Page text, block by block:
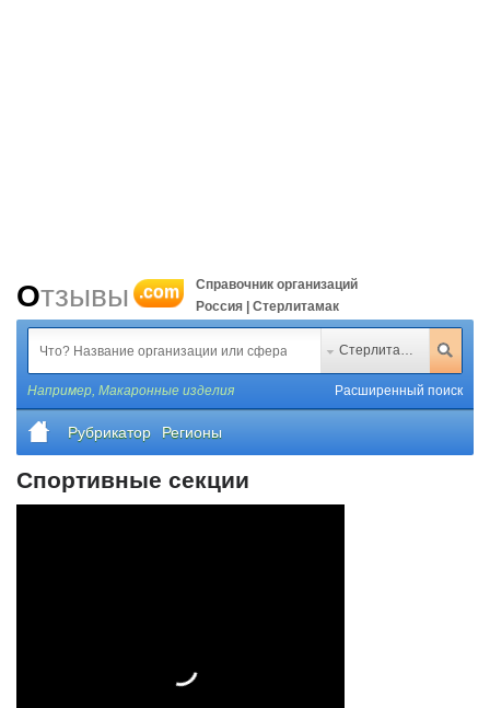
Отзывы .com
Справочник организаций
Россия | Стерлитамак
Стерлитамак
Например, Макаронные изделия Расширенный поиск
Рубрикатор Регионы
Спортивные секции